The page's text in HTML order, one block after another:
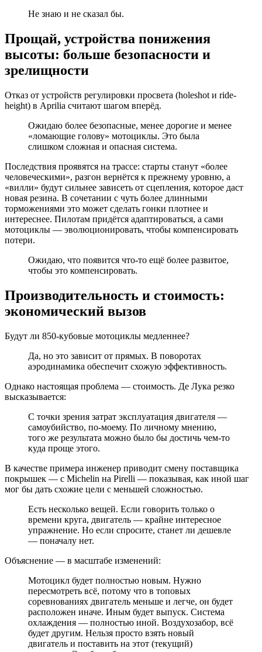
Не знаю и не сказал бы.
Прощай, устройства понижения
высоты: больше безопасности и
зрелищности
Отказ от устройств регулировки просвета (holeshot и ride-
height) в Aprilia считают шагом вперёд.
Ожидаю более безопасные, менее дорогие и менее
«ломающие голову» мотоциклы. Это была
слишком сложная и опасная система.
Последствия проявятся на трассе: старты станут «более
человеческими», разгон вернётся к прежнему уровню, а
«вилли» будут сильнее зависеть от сцепления, которое даст
новая резина. В сочетании с чуть более длинными
торможениями это может сделать гонки плотнее и
интереснее. Пилотам придётся адаптироваться, а сами
мотоциклы — эволюционировать, чтобы компенсировать
потери.
Ожидаю, что появится что-то ещё более развитое,
чтобы это компенсировать.
Производительность и стоимость:
экономический вызов
Будут ли 850-кубовые мотоциклы медленнее?
Да, но это зависит от прямых. В поворотах
аэродинамика обеспечит схожую эффективность.
Однако настоящая проблема — стоимость. Де Лука резко
высказывается:
С точки зрения затрат эксплуатация двигателя —
самоубийство, по-моему. По личному мнению,
того же результата можно было бы достичь чем-то
куда проще этого.
В качестве примера инженер приводит смену поставщика
покрышек — с Michelin на Pirelli — показывая, как иной шаг
мог бы дать схожие цели с меньшей сложностью.
Есть несколько вещей. Если говорить только о
времени круга, двигатель — крайне интересное
упражнение. Но если спросите, станет ли дешевле
— поначалу нет.
Объяснение — в масштабе изменений:
Мотоцикл будет полностью новым. Нужно
пересмотреть всё, потому что в топовых
соревнованиях двигатель меньше и легче, он будет
расположен иначе. Иным будет выпуск. Система
охлаждения — полностью иной. Воздухозабор, всё
будет другим. Нельзя просто взять новый
двигатель и поставить на этот (текущий)